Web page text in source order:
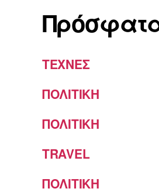
ΤΕΧΝΕΣ
ΠΟΛΙΤΙΚΗ
ΠΟΛΙΤΙΚΗ
TRAVEL
ΠΟΛΙΤΙΚΗ